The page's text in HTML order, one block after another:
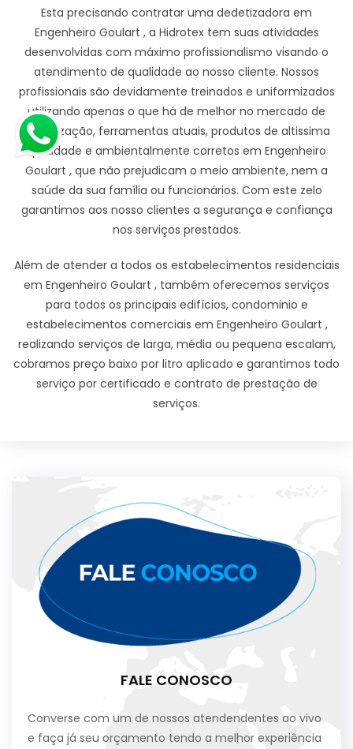
Esta precisando contratar uma dedetizadora em
Engenheiro Goulart , a Hidrotex tem suas atividades
desenvolvidas com máximo profissionalismo visando o
atendimento de qualidade ao nosso cliente. Nossos
profissionais são devidamente treinados e uniformizados
utilizando apenas o que há de melhor no mercado de
dedetização, ferramentas atuais, produtos de altissima
qualidade e ambientalmente corretos em Engenheiro
Goulart , que não prejudicam o meio ambiente, nem a
saúde da sua família ou funcionários. Com este zelo
garantimos aos nosso clientes a segurança e confiança
nos serviços prestados.
Além de atender a todos os estabelecimentos residenciais
em Engenheiro Goulart , também oferecemos serviços
para todos os principais edifícios, condominio e
estabelecimentos comerciais em Engenheiro Goulart ,
realizando serviços de larga, média ou pequena escalam,
cobramos preço baixo por litro aplicado e garantimos todo
serviço por certificado e contrato de prestação de
serviços.
FALE CONOSCO
Converse com um de nossos atendendentes ao vivo
e faça já seu orçamento tendo a melhor experiência